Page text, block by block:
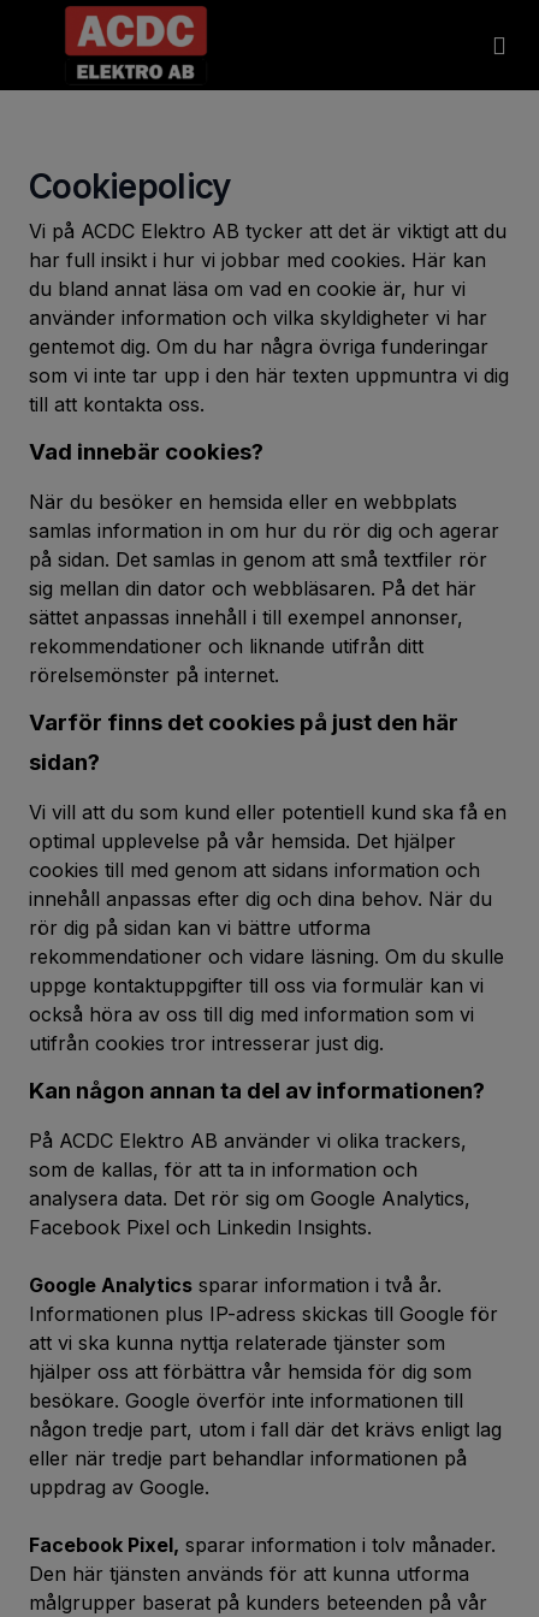
Cookiepolicy
Vi på ACDC Elektro AB tycker att det är viktigt att du
har full insikt i hur vi jobbar med cookies. Här kan
du bland annat läsa om vad en cookie är, hur vi
använder information och vilka skyldigheter vi har
gentemot dig. Om du har några övriga funderingar
som vi inte tar upp i den här texten uppmuntra vi dig
till att kontakta oss.
Vad innebär cookies?
När du besöker en hemsida eller en webbplats
samlas information in om hur du rör dig och agerar
på sidan. Det samlas in genom att små textfiler rör
sig mellan din dator och webbläsaren. På det här
sättet anpassas innehåll i till exempel annonser,
rekommendationer och liknande utifrån ditt
rörelsemönster på internet.
Varför finns det cookies på just den här
sidan?
Vi vill att du som kund eller potentiell kund ska få en
optimal upplevelse på vår hemsida. Det hjälper
cookies till med genom att sidans information och
innehåll anpassas efter dig och dina behov. När du
rör dig på sidan kan vi bättre utforma
rekommendationer och vidare läsning. Om du skulle
uppge kontaktuppgifter till oss via formulär kan vi
också höra av oss till dig med information som vi
utifrån cookies tror intresserar just dig.
Kan någon annan ta del av informationen?
På ACDC Elektro AB använder vi olika trackers,
som de kallas, för att ta in information och
analysera data. Det rör sig om Google Analytics,
Facebook Pixel och Linkedin Insights.
Google Analytics sparar information i två år.
Informationen plus IP-adress skickas till Google för
att vi ska kunna nyttja relaterade tjänster som
hjälper oss att förbättra vår hemsida för dig som
besökare. Google överför inte informationen till
någon tredje part, utom i fall där det krävs enligt lag
eller när tredje part behandlar informationen på
uppdrag av Google.
Facebook Pixel, sparar information i tolv månader.
Den här tjänsten används för att kunna utforma
målgrupper baserat på kunders beteenden på vår